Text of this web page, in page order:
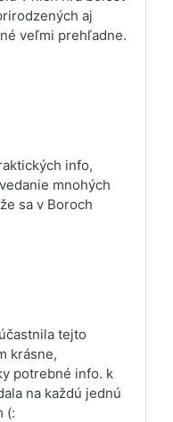
aj
veľmi prehľadne.
info,
mnohých
sa v Boroch
tejto
krásne,
potrebné info. k
na každú jednú
(: